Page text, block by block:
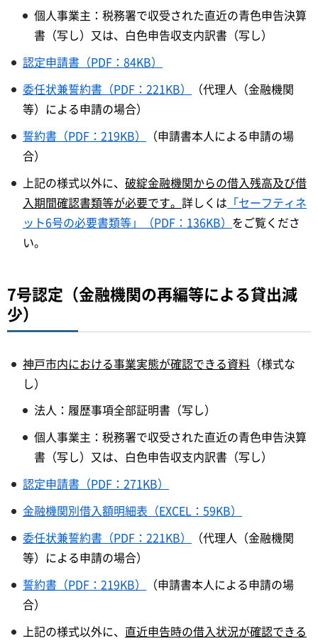
個人事業主：税務署で収受された直近の青色申告決算
書（写し）又は、白色申告収支内訳書（写し）
認定申請書（PDF：84KB）
委任状兼誓約書（PDF：221KB）
（代理人（金融機関
等）による申請の場合）
誓約書（PDF：219KB）
（申請書本人による申請の場
合）
上記の様式以外に、 破綻金融機関からの借入残高及び借
入期間確認書類等が必要です。 詳しくは 「セーフティネ
ット6号の必要書類等」（PDF：136KB） をご覧くださ
い。
7号認定（金融機関の再編等による貸出減
少）
神戸市内における事業実態が確認できる資料 （様式な
し）
法人：履歴事項全部証明書（写し）
個人事業主：税務署で収受された直近の青色申告決算
書（写し）又は、白色申告収支内訳書（写し）
認定申請書（PDF：271KB）
金融機関別借入額明細表（EXCEL：59KB）
委任状兼誓約書（PDF：221KB）
（代理人（金融機関
等）による申請の場合）
誓約書（PDF：219KB）
（申請書本人による申請の場
合）
上記の様式以外に、 直近申告時の借入状況が確認できる